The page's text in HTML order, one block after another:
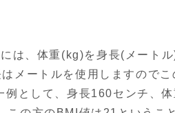
は、体重(kg)を身長(メート
メートルを使用しますので
例として、身長160センチ、